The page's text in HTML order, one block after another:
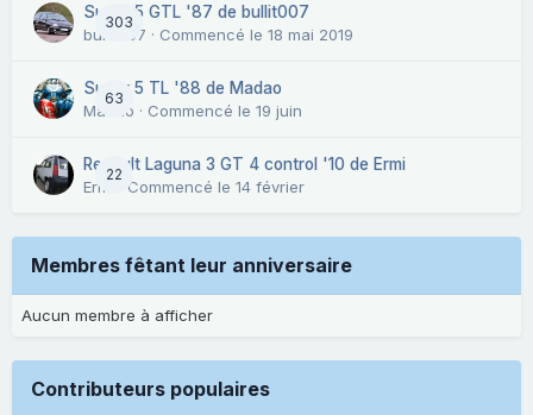
303
Super 5 GTL '87 de bullit007
bullit007 · Commencé le 18 mai 2019
63
Super 5 TL '88 de Madao
Madao · Commencé le 19 juin
22
Renault Laguna 3 GT 4 control '10 de Ermi
Ermi
· Commencé le 14 février
Membres fêtant leur anniversaire
Aucun membre à afficher
Contributeurs populaires